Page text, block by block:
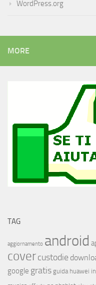
WordPress.org
MORE
TAG
aggiornamento android
covercustodie
google gratis guida huawei